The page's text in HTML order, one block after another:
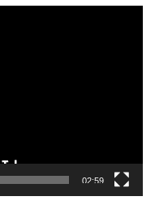
02:59